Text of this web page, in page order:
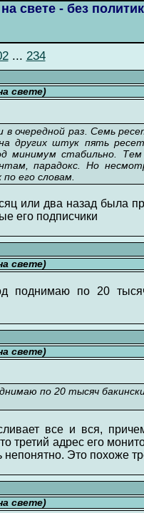
свете - без
... 234
свете)
в очередной раз. Семь
других штук пять
минимум стабильно.
парадокс. Но
его словам.
или два назад была
его подписчики
свете)
поднимаю по 20 тысяч
свете)
по 20 тысяч
все и вся,
третий адрес его
непонятно. Это похоже
свете)